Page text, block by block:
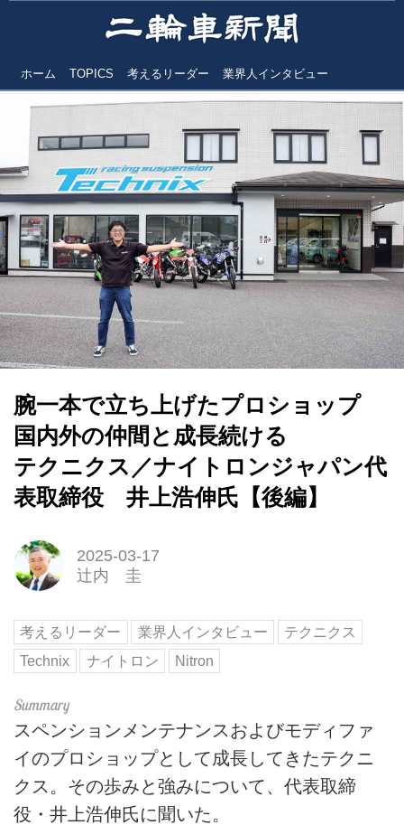
ホーム TOPICS 考えるリーダー 業界人インタビュー
腕一本で立ち上げたプロショップ
国内外の仲間と成長続ける
テクニクス／ナイトロンジャパン代
表取締役 井上浩伸氏【後編】
2025-03-17
辻内 圭
考えるリーダー 業界人インタビュー
テクニクス
Technix
ナイトロン Nitron
スペンションメンテナンスおよびモディファ
イのプロショップとして成長してきたテクニ
クス。その歩みと強みについて、代表取締
役・井上浩伸氏に聞いた。